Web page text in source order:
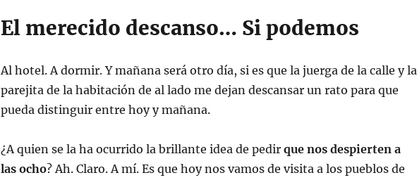
El merecido descanso… Si podemos
Al hotel. A dormir. Y mañana será otro día, si es que la juerga de la calle y la
parejita de la habitación de al lado me dejan descansar un rato para que
pueda distinguir entre hoy y mañana.
¿A quien se la ha ocurrido la brillante idea de pedir que nos despierten a
las ocho? Ah. Claro. A mí. Es que hoy nos vamos de visita a los pueblos de